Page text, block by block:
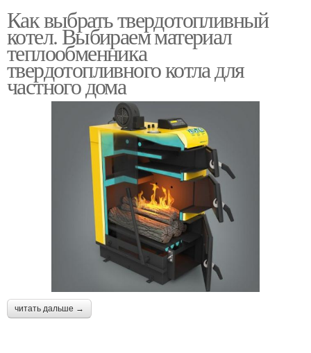
Как выбрать твердотопливный
котел. Выбираем материал
теплообменника
твердотопливного котла для
частного дома
читать дальше →